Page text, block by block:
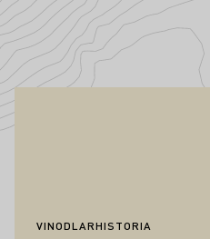
VINODLARHISTORIA